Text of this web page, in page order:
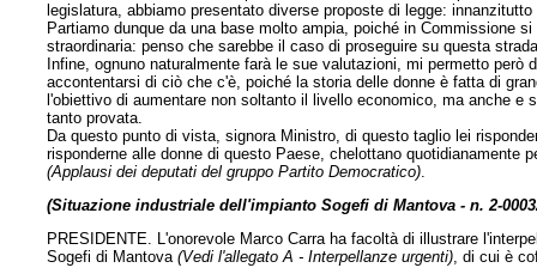
legislatura, abbiamo presentato diverse proposte di legge:
Partiamo dunque da una base molto ampia, poiché in Commissione
straordinaria: penso che sarebbe il caso di proseguire su questa
Infine, ognuno naturalmente farà le sue valutazioni, mi permetto
accontentarsi di ciò che c'è, poiché la storia delle donne è fatta di
l'obiettivo di aumentare non soltanto il livello economico, ma anche
tanto provata.
Da questo punto di vista, signora Ministro, di questo taglio lei
risponderne alle donne di questo Paese, che lottano quotidianamente
(Applausi dei deputati del gruppo Partito Democratico)
(Situazione industriale dell'impianto Sogefi di Mantova - n. 2-
PRESIDENTE. L'onorevole Marco Carra ha facoltà di illustrare
Sogefi di Mantova(Vedi l'allegato A - Interpellanze urgenti), di cui è